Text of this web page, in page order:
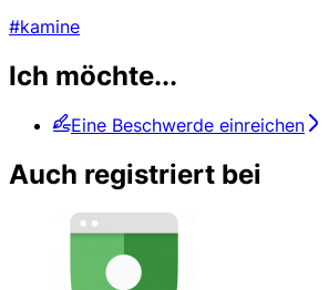
#kamine
Ich möchte...
Eine Beschwerde einreichen
Auch registriert bei